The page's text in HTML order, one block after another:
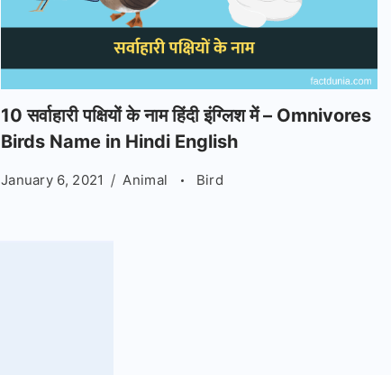
10 सर्वाहारी पक्षियों के नाम हिंदी इंग्लिश में – Omnivores
Birds Name in Hindi English
January 6, 2021 Animal Bird